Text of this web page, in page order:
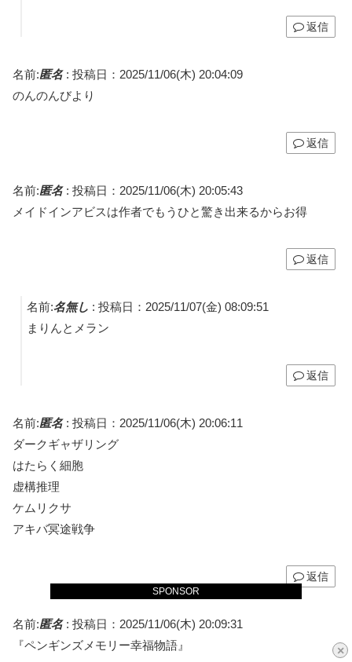
×
SPONSOR
返信
名前:匿名: 投稿日：2025/11/06(木) 20:04:09
のんのんびより
返信
名前:匿名: 投稿日：2025/11/06(木) 20:05:43
メイドインアビスは作者でもうひと驚き出来るからお得
返信
名前:名無し : 投稿日：2025/11/07(金) 08:09:51
まりんとメラン
返信
名前:匿名: 投稿日：2025/11/06(木) 20:06:11
ダークギャザリング
はたらく細胞
虚構推理
ケムリクサ
アキバ冥途戦争
返信
名前:匿名: 投稿日：2025/11/06(木) 20:09:31
『ペンギンズメモリー幸福物語』